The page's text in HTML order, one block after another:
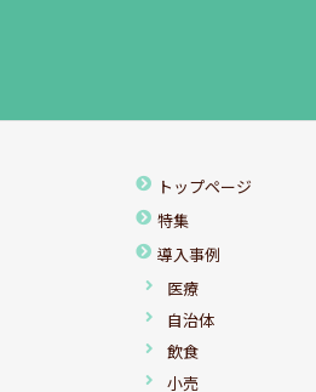
トップページ
特集
導入事例
医療
自治体
飲食
小売